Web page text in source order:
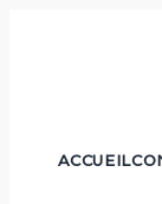
ACCUEIL